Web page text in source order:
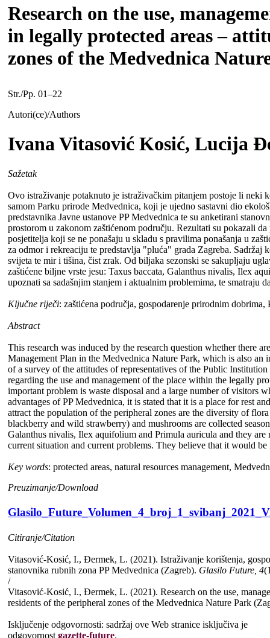
Research on the use,
in legally protected areas –
zones of the Medvednica
Str./Pp. 01–22
Autori(ce)/Authors
Ivana Vitasović Kosić, Lucija
Sažetak
Ovo istraživanje potaknuto je istraživačkim pitanjem postoje li
samom Parku prirode Medvednica, koji je ujedno sastavni dio
predstavnika Javne ustanove PP Medvednica te su anketirani
prostorom u zakonom zaštićenom području. Rezultati su pokazali
posjetitelja koji se ne ponašaju u skladu s pravilima ponašanja u
za odmor i rekreaciju te predstavlja "pluća" grada Zagreba.
svijeta te mir i tišina, čist zrak. Od biljaka sezonski se sakupljaju
zaštićene biljne vrste jesu: Taxus baccata, Galanthus nivalis, Ilex
upoznati sa sadašnjim stanjem i aktualnim problemima, te
Ključne riječi: zaštićena područja, gospodarenje prirodnim
Abstract
This research was induced by the research question whether there
Management Plan in the Medvednica Nature Park, which is also
of a survey of the attitudes of representatives of the Public
regarding the use and management of the place within the legally
important problem is waste disposal and a large number of visitors
advantages of PP Medvednica, it is stated that it is a place for rest
attract the population of the peripheral zones are the diversity of
blackberry and wild strawberry) and mushrooms are collected
Galanthus nivalis, Ilex aquifolium and Primula auricula and they
current situation and current problems. They believe that it would
Key words: protected areas, natural resources management,
Preuzimanje/Download
Citiranje/Citation
Vitasović-Kosić, I., Đermek, L. (2021). Istraživanje korištenja,
stanovnika rubnih zona PP Medvednica (Zagreb). Glasilo Future, 4
/
Vitasović-Kosić, I., Đermek, L. (2021). Research on the use,
residents of the peripheral zones of the Medvednica Nature Park
Isključenje odgovornosti: sadržaj ove Web stranice isključiva je
odgovornost gazette-future.